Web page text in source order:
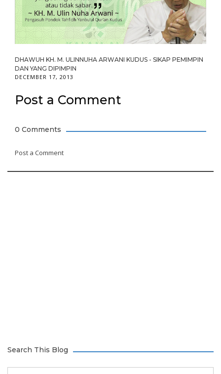
DHAWUH KH. M. ULINNUHA ARWANI KUDUS - SIKAP PEMIMPIN
DAN YANG DIPIMPIN
DECEMBER 17, 2013
Post a Comment
0 Comments
Post a Comment
Search This Blog